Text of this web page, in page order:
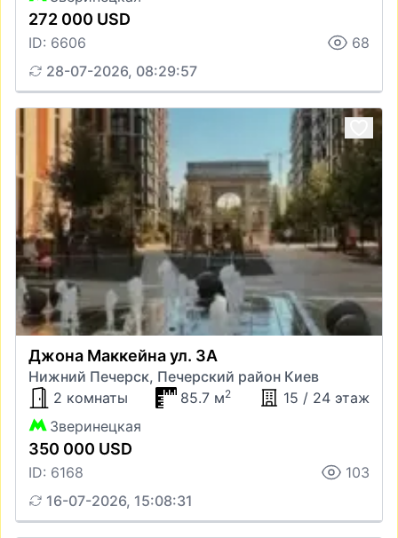
272 000 USD
ID: 6606
68
28-07-2026, 08:29:57
Джона Маккейна ул. 3А
Нижний Печерск, Печерский район Киев
2 комнаты
85.7 м2
15 / 24 этаж
Зверинецкая
350 000 USD
ID: 6168
103
16-07-2026, 15:08:31